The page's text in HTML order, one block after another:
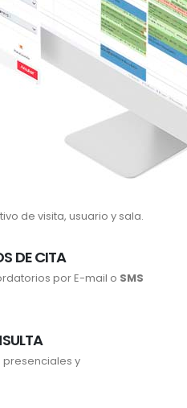
de visita, usuario y sala.
DE CITA
por E-mail o SMS
presenciales y